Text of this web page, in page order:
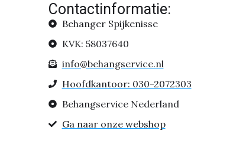
Contactinformatie:
Behanger Spijkenisse
KVK: 58037640
info@behangservice.nl
Hoofdkantoor: 030-2072303
Behangservice Nederland
Ga naar onze webshop